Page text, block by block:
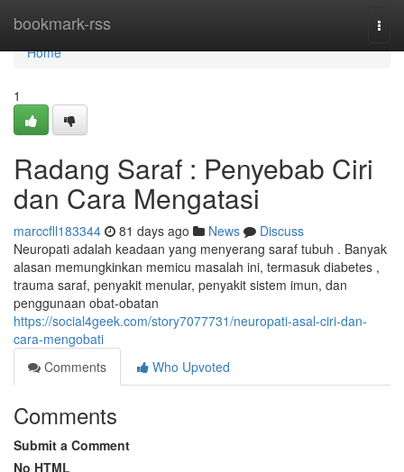
bookmark-rss
Home
Home
1
Radang Saraf : Penyebab Ciri
dan Cara Mengatasi
marccfll183344 81 days ago News
Discuss
Neuropati adalah keadaan yang menyerang saraf tubuh . Banyak
alasan memungkinkan memicu masalah ini, termasuk diabetes ,
trauma saraf, penyakit menular, penyakit sistem imun, dan
penggunaan obat-obatan
https://social4geek.com/story7077731/neuropati-asal-ciri-dan-
cara-mengobati
Comments
Who Upvoted
Comments
Submit a Comment
No HTML